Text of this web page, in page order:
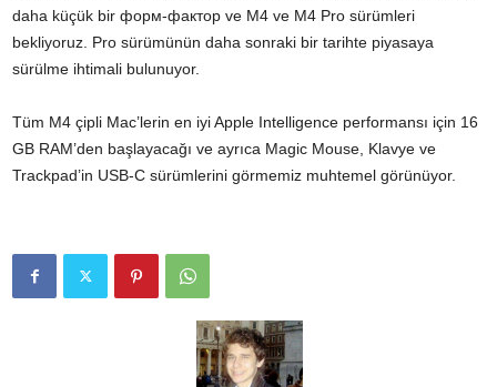
daha küçük bir форм-фактор ve M4 ve M4 Pro sürümleri
bekliyoruz. Pro sürümünün daha sonraki bir tarihte piyasaya
sürülme ihtimali bulunuyor.
Tüm M4 çipli Mac’lerin en iyi Apple Intelligence performansı için 16
GB RAM’den başlayacağı ve ayrıca Magic Mouse, Klavye ve
Trackpad’in USB-C sürümlerini görmemiz muhtemel görünüyor.